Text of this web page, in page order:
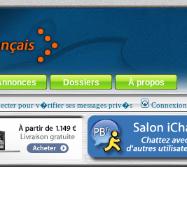
Dossiers À propos
pour v�rifier ses messages priv�s Connexion